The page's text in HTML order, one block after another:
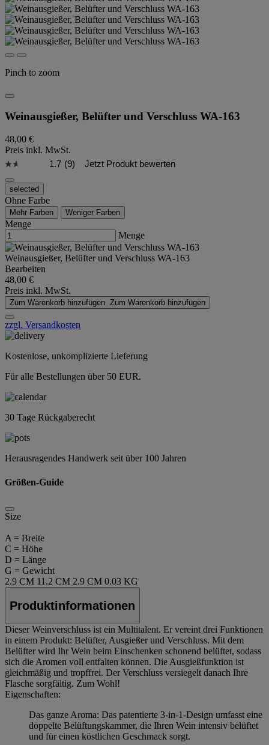
Pinch to zoom
Weinausgießer, Belüfter und Verschluss WA-163
48,00 €
Preis inkl. MwSt.
1.7 (9) Jetzt Produkt bewerten
selected
Ohne Farbe
Mehr Farben Weniger Farben
Menge
Menge
Weinausgießer, Belüfter und Verschluss WA-163
Bearbeiten
48,00 €
Preis inkl. MwSt.
Zum Warenkorb hinzufügen Zum Warenkorb hinzufügen
zzgl. Versandkosten
Kostenlose, unkomplizierte Lieferung
Für alle Bestellungen über 50 EUR.
30 Tage Rückgaberecht
Herausragendes Handwerk seit über 100 Jahren
Größen-Guide
Size
A = Breite
C = Höhe
D = Länge
G = Gewicht
2.9 CM 11.2 CM 2.9 CM 0.03 KG
Produktinformationen
Dieser Weinverschluss ist ein Multitalent. Er vereint drei Funktionen
in einem Produkt: Belüfter, Ausgießer und Verschluss. Mit dem
Belüfter wird Ihr Wein beim Einschenken schonend belüftet, sodass
sich die Aromen voll entfalten können. Die Ausgießfunktion ist
gleichmäßig und tropffrei. Der Verschluss versiegelt danach Ihre
Flasche sorgfältig. Zum Wohl!
Eigenschaften:
Das ganze Aroma: Das patentierte 3-in-1-Design umfasst eine
doppelte Belüftungskammer, die Ihren Wein intensiv belüftet
und für einen köstlichen Geschmack sorgt.